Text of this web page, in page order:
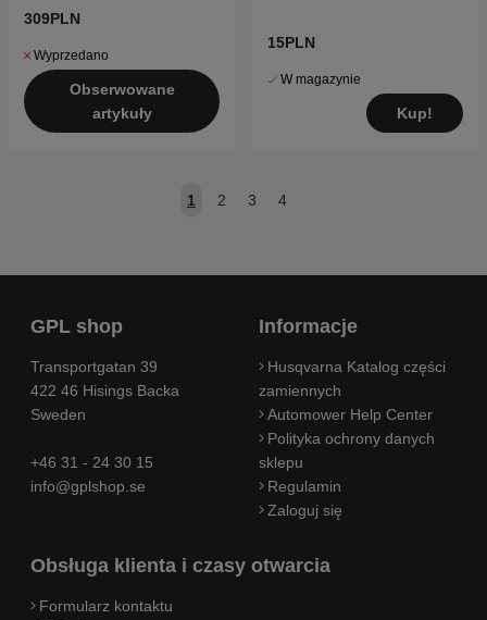
309PLN
Wyprzedano
Obserwowane
artykuły
15PLN
W magazynie
Kup!
1 2 3 4
GPL shop
Transportgatan 39
422 46 Hisings Backa
Sweden
+46 31 - 24 30 15
info@gplshop.se
Informacje
Husqvarna Katalog części
zamiennych
Automower Help Center
Polityka ochrony danych
sklepu
Regulamin
Zaloguj się
Obsługa klienta i czasy otwarcia
Formularz kontaktu